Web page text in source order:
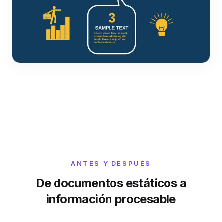
ANTES Y DESPUÉS
De documentos estáticos a
información procesable